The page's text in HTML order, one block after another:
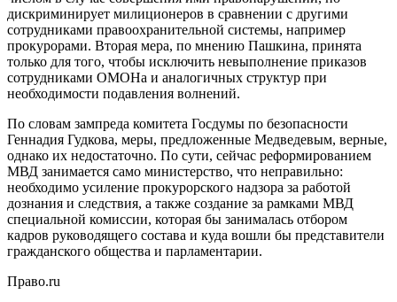
дискриминирует милиционеров в сравнении с другими
сотрудниками правоохранительной системы, например
прокурорами. Вторая мера, по мнению Пашкина, принята
только для того, чтобы исключить невыполнение приказов
сотрудниками ОМОНа и аналогичных структур при
необходимости подавления волнений.
По словам зампреда комитета Госдумы по безопасности
Геннадия Гудкова, меры, предложенные Медведевым, верные,
однако их недостаточно. По сути, сейчас реформированием
МВД занимается само министерство, что неправильно:
необходимо усиление прокурорского надзора за работой
дознания и следствия, а также создание за рамками МВД
специальной комиссии, которая бы занималась отбором
кадров руководящего состава и куда вошли бы представители
гражданского общества и парламентарии.
Право.ru